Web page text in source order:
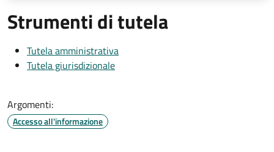
Strumenti di tutela
Tutela amministrativa
Tutela giurisdizionale
Argomenti:
Accesso all'informazione